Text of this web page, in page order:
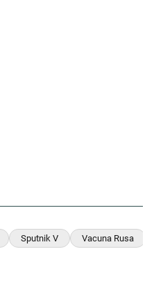
Sputnik V Vacuna Rusa